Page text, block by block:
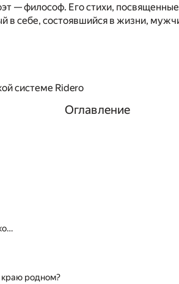
— философ. Его стихи,
в себе, состоявшийся в жизни,
системе Ridero
Оглавление
краю родном?